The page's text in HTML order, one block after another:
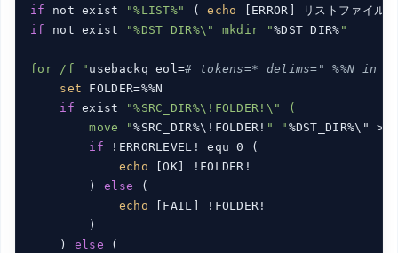
if not exist "%LIST%" ( echo [ERROR] リストファイル
if
not exist "%DST_DIR%\" mkdir "%DST_DIR% "
for /f " usebackq eol=# tokens=* delims=" %%N in
set FOLDER=%%N
if exist
"%SRC_DIR%\!FOLDER!\" (
        move "
%SRC_DIR%\!FOLDER! " " %DST_DIR%\"
if !ERRORLEVEL! equ 0 (
echo [OK] !FOLDER!
        )
else (
echo [FAIL] !FOLDER!
        )
    )
else (